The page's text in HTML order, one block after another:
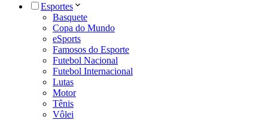
Esportes
Basquete
Copa do Mundo
eSports
Famosos do Esporte
Futebol Nacional
Futebol Internacional
Lutas
Motor
Tênis
Vôlei